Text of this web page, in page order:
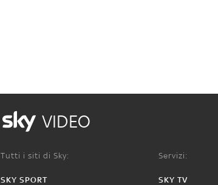
VIDEO
Tutti i siti di Sky:
SKY SPORT
Servizi:
SKY TV